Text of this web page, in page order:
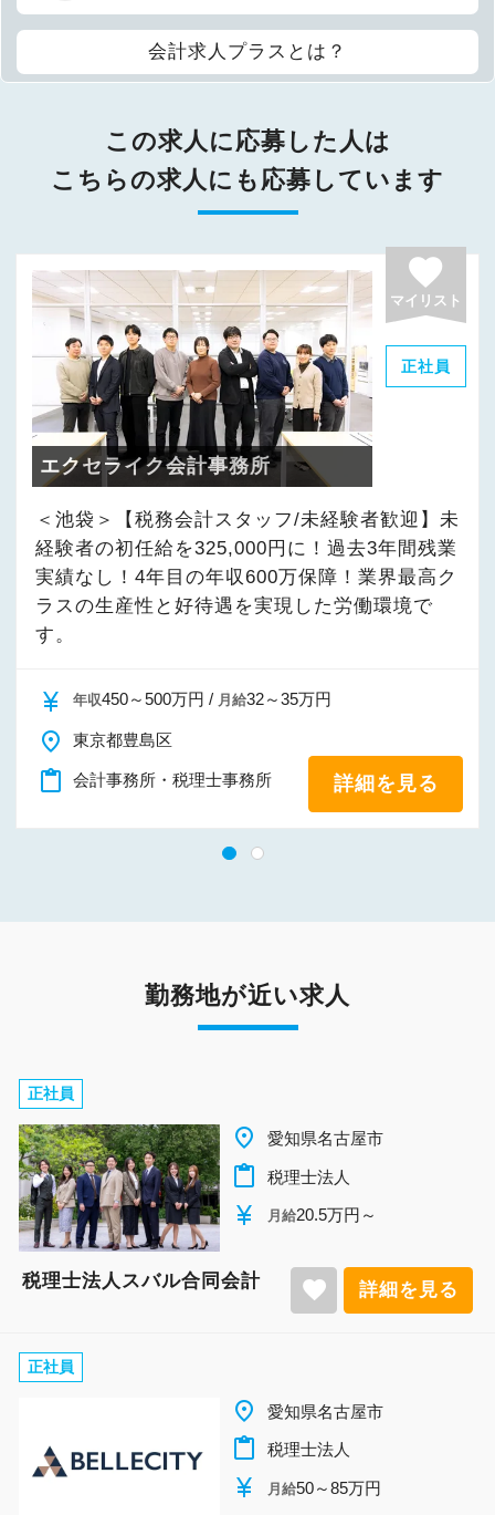
会計求人プラスとは？
この求人に応募した人は
こちらの求人にも応募しています
favorite
マイリスト
正社員
エクセライク会計事務所
＜池袋＞【税務会計スタッフ/経験者】未経験者
の初任給を325,000円に！過去3年間残業実績な
し！キャリア4年目の年収600万保障！業界最高
クラスの生産性と好待遇を実現した労働環境で
す。
currency_yen 年収510～1,200万円 /月給35～80万円
place 東京都豊島区
content_paste 会計事務所・税理士事務所 詳細を見る
勤務地が近い求人
正社員
place 愛知県名古屋市
content_paste 税理士法人
currency_yen 月給20.5万円～
税理士法人スバル合同会計 favorite 詳細を見る
正社員
place 愛知県名古屋市
content_paste 税理士法人
currency_yen 月給50～85万円